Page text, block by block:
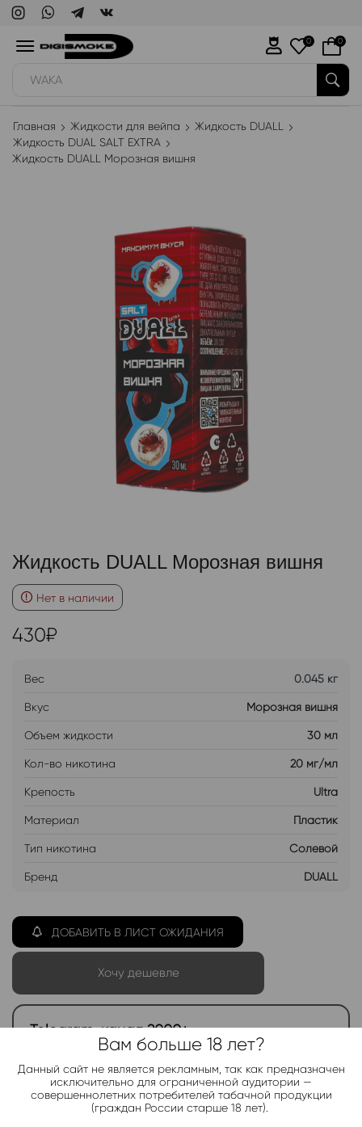
WAKA
0 0
Главная Жидкости для вейпа
Жидкость DUALL
Жидкость DUAL SALT EXTRA
Жидкость DUALL Морозная вишня
Жидкость DUALL Морозная вишня
Нет в наличии
430₽
Вес 0.045 кг
Вкус Морозная вишня
Объем жидкости 30 мл
Кол-во никотина 20 мг/мл
Крепость Ultra
Материал Пластик
Тип никотина Солевой
Бренд DUALL
ДОБАВИТЬ В ЛИСТ ОЖИДАНИЯ
Хочу дешевле
Telegram-канал 2000+
Актуальные новинки и акции каждые день!
Подписаться
Вам больше 18 лет?
Данный сайт не является рекламным, так как предназначен
исключительно для ограниченной аудитории —
совершеннолетних потребителей табачной продукции
(граждан России старше 18 лет).